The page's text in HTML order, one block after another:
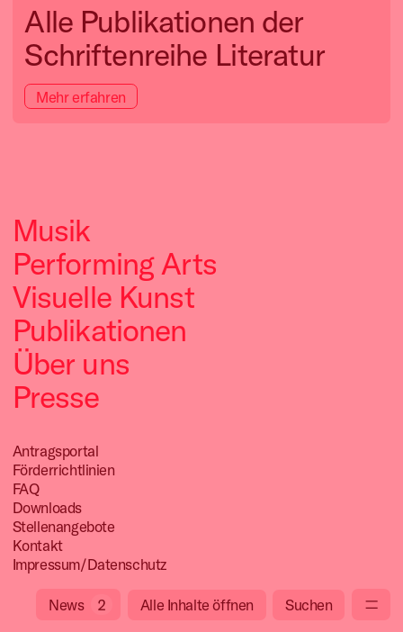
Alle Publikationen der
Schriftenreihe Literatur
Mehr erfahren
Musik
Performing Arts
Visuelle Kunst
Publikationen
Über uns
Presse
Antragsportal
Förderrichtlinien
FAQ
Downloads
Stellenangebote
Kontakt
Impressum/Datenschutz
News 2 Alle Inhalte öffnen Suchen